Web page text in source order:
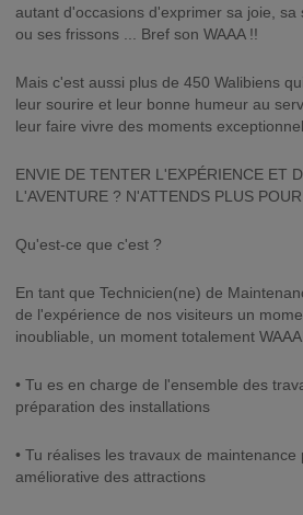
autant d'occasions d'exprimer sa joie, sa
ou ses frissons ... Bref son WAAA !!
Mais c'est aussi plus de 450 Walibiens
leur sourire et leur bonne humeur au
leur faire vivre des moments
ENVIE DE TENTER L'EXPÉRIENCE ET
L'AVENTURE ? N'ATTENDS PLUS
Qu'est-ce que c'est ?
En tant que Technicien(ne) de
de l'expérience de nos visiteurs un
inoubliable, un moment totalement
• Tu es en charge de l'ensemble des
préparation des installations
• Tu réalises les travaux de
améliorative des attractions